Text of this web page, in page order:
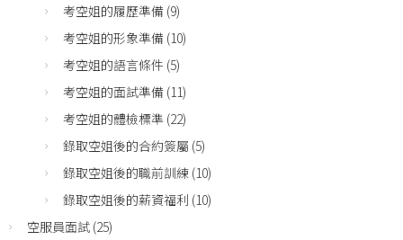
考空姐的履歷準備 (9)
考空姐的形象準備 (10)
考空姐的語言條件 (5)
考空姐的面試準備 (11)
考空姐的體檢標準 (22)
錄取空姐後的合約簽屬 (5)
錄取空姐後的職前訓練 (10)
錄取空姐後的薪資福利 (10)
空服員面試 (25)